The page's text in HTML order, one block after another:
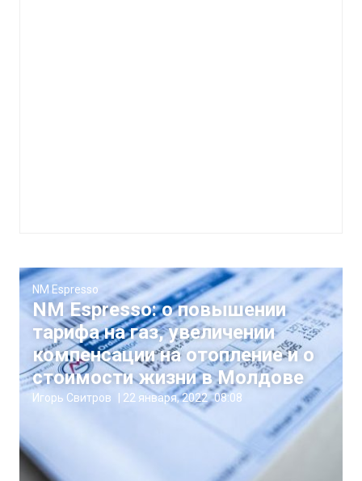
NM Espresso
NM Espresso: о повышении
тарифа на газ, увеличении
компенсации на отопление и о
стоимости жизни в Молдове
Игорь Свитров 22 января, 2022 08:08